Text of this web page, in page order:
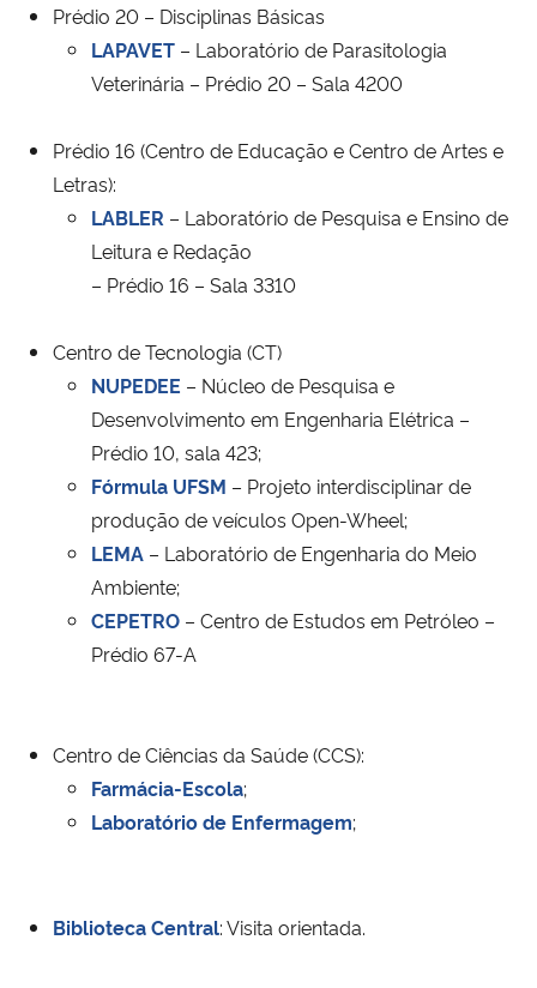
Prédio 20 – Disciplinas Básicas
LAPAVET – Laboratório de Parasitologia
Veterinária – Prédio 20 – Sala 4200
Prédio 16 (Centro de Educação e Centro de Artes e
Letras):
LABLER – Laboratório de Pesquisa e Ensino de
Leitura e Redação
– Prédio 16 – Sala 3310
Centro de Tecnologia (CT)
NUPEDEE – Núcleo de Pesquisa e
Desenvolvimento em Engenharia Elétrica –
Prédio 10, sala 423;
Fórmula UFSM – Projeto interdisciplinar de
produção de veículos Open-Wheel;
LEMA – Laboratório de Engenharia do Meio
Ambiente;
CEPETRO – Centro de Estudos em Petróleo –
Prédio 67-A
Centro de Ciências da Saúde (CCS):
Farmácia-Escola;
Laboratório de Enfermagem;
Biblioteca Central: Visita orientada.